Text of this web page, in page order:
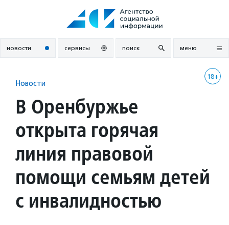
новости сервисы поиск меню
18+
Новости
В Оренбуржье
открыта горячая
линия правовой
помощи семьям детей
с инвалидностью